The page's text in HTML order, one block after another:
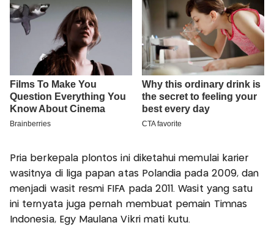
Pria berkepala plontos ini diketahui memulai karier
wasitnya di liga papan atas Polandia pada 2009, dan
menjadi wasit resmi FIFA pada 2011. Wasit yang satu
ini ternyata juga pernah membuat pemain Timnas
Indonesia, Egy Maulana Vikri mati kutu.